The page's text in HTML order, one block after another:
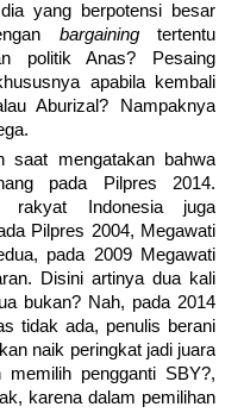
yang berpotensi besar
bargainingtertentu
politik Anas? Pesaing
apabila kembali
Aburizal? Nampaknya
saat mengatakan bahwa
pada Pilpres 2014.
rakyat Indonesia juga
Pilpres 2004, Megawati
pada 2009 Megawati
Disini artinya dua kali
bukan? Nah, pada 2014
tidak ada, penulis berani
naik peringkat jadi juara
pengganti SBY?,
karena dalam pemilihan